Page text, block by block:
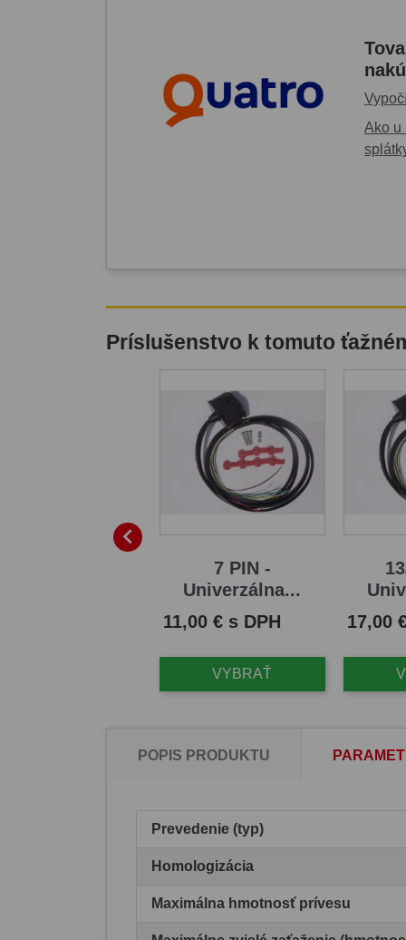
Ako u
Príslušenstvo k tomuto

7 PIN -
Univerzálna...
Cena
11,00 € s DPH
VYBRAŤ
Cena
17,00
POPIS PRODUKTU
Prevedenie (typ)
Homologizácia
Maximálna hmotnosť prívesu